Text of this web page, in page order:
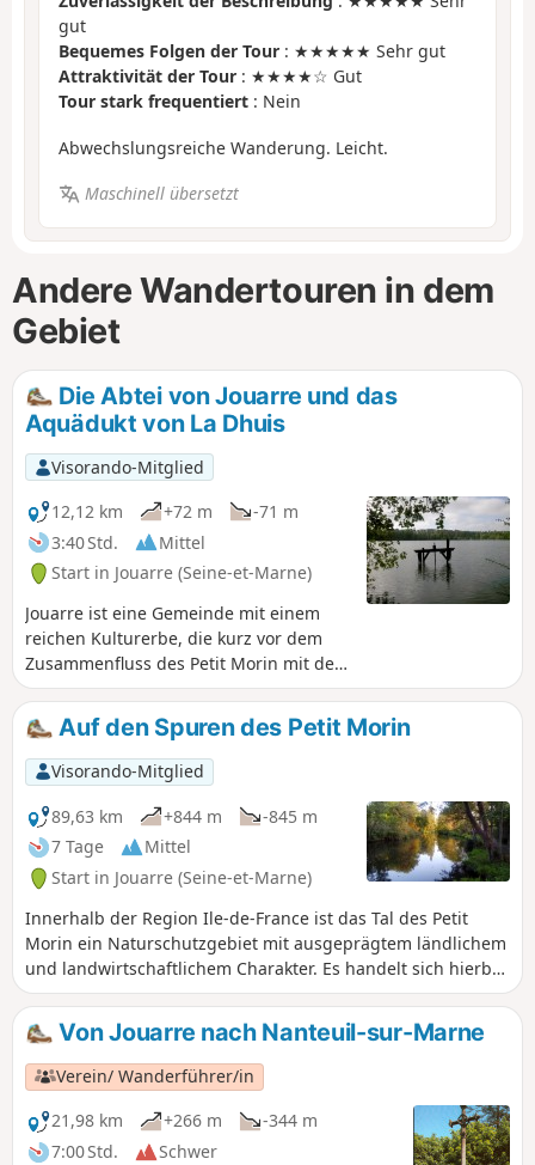
gut
Bequemes Folgen der Tour : ★★★★★ Sehr gut
Attraktivität der Tour : ★★★★☆ Gut
Tour stark frequentiert : Nein
Abwechslungsreiche Wanderung. Leicht.
Maschinell übersetzt
Andere Wandertouren in dem
Gebiet
Die Abtei von Jouarre und das
Aquädukt von La Dhuis
Visorando-Mitglied
12,12 km
+72 m
-71 m
3:40 Std.
Mittel
Start in Jouarre (Seine-et-Marne)
Jouarre ist eine Gemeinde mit einem
reichen Kulturerbe, die kurz vor dem
Zusammenfluss des Petit Morin mit der
Marne über dem Fluss thront. Diese
Wanderung, die abwechselnd durch
Felder und Wälder führt, verläuft
entlang des Etang de Péreuse und
bietet anschließend einen Weg mit
geringem Höhenunterschied auf dem
Damm des unterirdischen Aquädukts
von La Dhuis. Schöne Ausblicke auf das
Marne-Tal und das Petit Morin-Tal.
Auf den Spuren des Petit Morin
Visorando-Mitglied
89,63 km
+844 m
-845 m
7 Tage
Mittel
Start in Jouarre (Seine-et-Marne)
Innerhalb der Region Ile-de-France ist das Tal des Petit
Morin ein Naturschutzgebiet mit ausgeprägtem ländlichem
und landwirtschaftlichem Charakter. Es handelt sich hierbei
nicht um eine Etappenwanderung im eigentlichen Sinne,
sondern um sieben Rundwanderungen mit einer Dauer von
3 bis 4 Stunden, die über die kleinen Straßen dieses
reizvollen Tals und die Gemeindewege führen, auf denen
motorisierte Fahrzeuge wie Quads oder Geländewagen
verboten sind.
Von Jouarre nach Nanteuil-sur-Marne
Verein/ Wanderführer/in
21,98 km
+266 m
-344 m
7:00 Std.
Schwer